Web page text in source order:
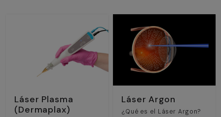
Láser Plasma
(Dermaplax)
Láser Argon
¿Qué es el Láser Argon?